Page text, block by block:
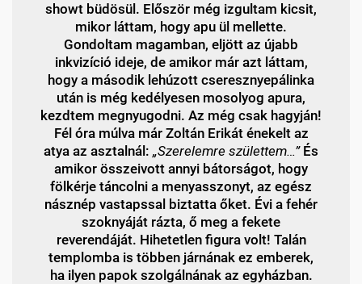
showt büdösül. Először még izgultam kicsit,
mikor láttam, hogy apu ül mellette.
Gondoltam magamban, eljött az újabb
inkvizíció ideje, de amikor már azt láttam,
hogy a második lehúzott cseresznyepálinka
után is még kedélyesen mosolyog apura,
kezdtem megnyugodni. Az még csak hagyján!
Fél óra múlva már Zoltán Erikát énekelt az
atya az asztalnál: „Szerelemre születtem…” És
amikor összeivott annyi bátorságot, hogy
fölkérje táncolni a menyasszonyt, az egész
násznép vastapssal biztatta őket. Évi a fehér
szoknyáját rázta, ő meg a fekete
reverendáját. Hihetetlen figura volt! Talán
templomba is többen járnának ez emberek,
ha ilyen papok szolgálnának az egyházban.